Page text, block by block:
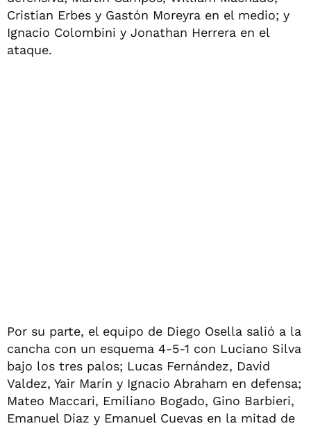
Cristian Erbes y Gastón Moreyra en el medio; y
Ignacio Colombini y Jonathan Herrera en el
ataque.
Por su parte, el equipo de Diego Osella salió a la
cancha con un esquema 4-5-1 con Luciano Silva
bajo los tres palos; Lucas Fernández, David
Valdez, Yair Marín y Ignacio Abraham en defensa;
Mateo Maccari, Emiliano Bogado, Gino Barbieri,
Emanuel Diaz y Emanuel Cuevas en la mitad de